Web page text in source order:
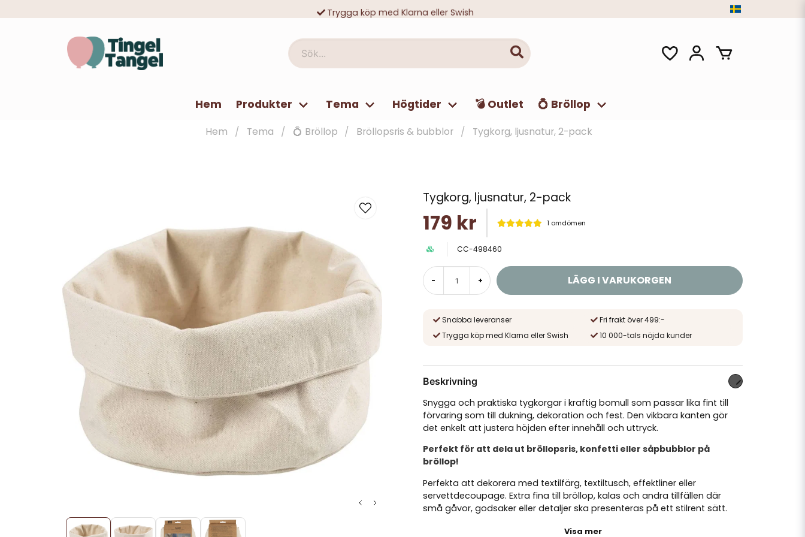
Trygga köp med Klarna eller Swish
Sök...
Hem Produkter Tema Högtider 💣 Outlet 💍 Bröllop
Hem Tema 💍 Bröllop Bröllopsris & bubblor Tygkorg, ljusnatur, 2-pack
Tygkorg, ljusnatur, 2-pack
179 kr 1 omdömen
CC-498460
- + LÄGG I VARUKORGEN
Snabba leveranser
Fri frakt över 499:-
Trygga köp med Klarna eller Swish
10 000-tals nöjda kunder
Beskrivning
Snygga och praktiska tygkorgar i kraftig bomull som passar lika fint till
förvaring som till dukning, dekoration och fest. Den vikbara kanten gör
det enkelt att justera höjden efter innehåll och uttryck.
Perfekt för att dela ut bröllopsris, konfetti eller såpbubblor på
bröllop!
Perfekta att dekorera med textilfärg, textiltusch, effektliner eller
servettdecoupage. Extra fina till bröllop, kalas och andra tillfällen där
små gåvor, godsaker eller detaljer ska presenteras på ett stilrent sätt.
2 tygkorgar i kraftig bomullVisa mer